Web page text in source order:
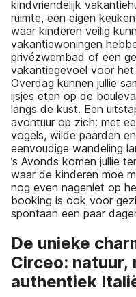
kindvriendelijk
ruimte, een eigen
waar kinderen veilig
vakantiewoningen
privézwembad of een
vakantiegevoel voor
Overdag kunnen jullie
ijsjes eten op de
langs de kust. Een
avontuur op zich: met
vogels, wilde paarden
eenvoudige wandeling
’s Avonds komen jullie
waar de kinderen moe
nog even nageniet op
booking is ook voor
spontaan een paar
De unieke
Circeo: natuur,
authentiek